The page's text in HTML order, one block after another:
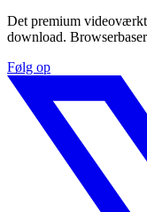
Det premium
download.
Følg op